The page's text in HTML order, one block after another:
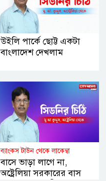
উইলি পার্কে ছোট্ট একটা
বাংলাদেশ দেখলাম
ব্যাংকস টাউন থেকে লাকেম্বা
বাসে ভাড়া লাগে না,
অষ্ট্রেলিয়া সরকারের বাস